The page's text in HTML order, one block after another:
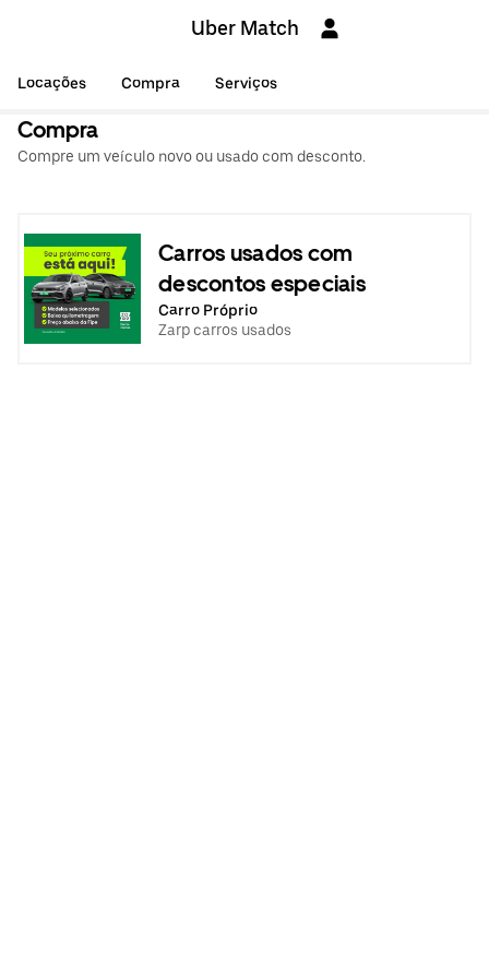
Uber Match
Locações Compra Serviços
Compra
Compre um veículo novo ou usado com desconto.
Carros usados com
descontos especiais
Carro Próprio
Zarp carros usados